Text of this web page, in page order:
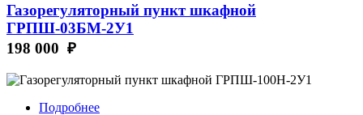
Газорегуляторный пункт шкафной
ГРПШ-03БМ-2У1
198 000 ₽
Подробнее